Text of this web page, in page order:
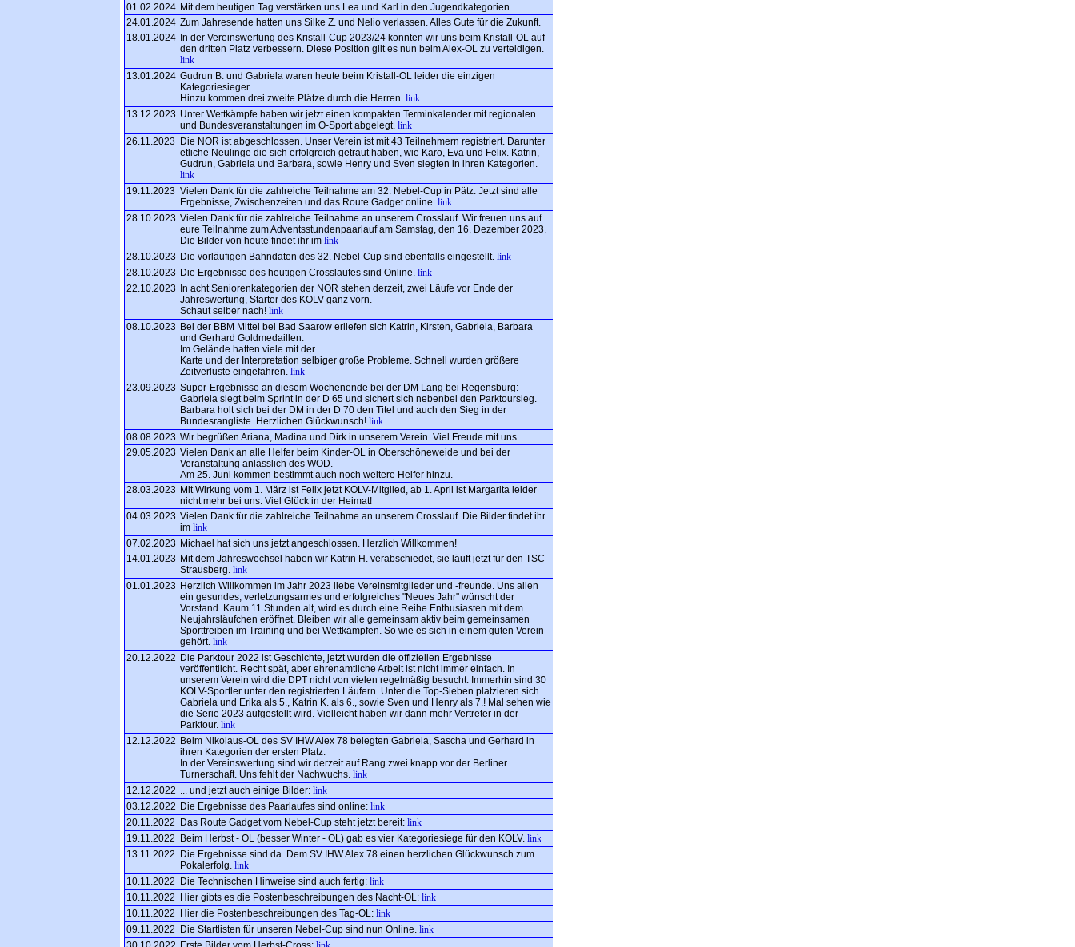
01.02.2024 Mit dem heutigen Tag verstärken uns Lea und Karl in den Jugendkategorien.
24.01.2024 Zum Jahresende hatten uns Silke Z. und Nelio verlassen. Alles Gute für die Zukunft.
18.01.2024 In der Vereinswertung des Kristall-Cup 2023/24 konnten wir uns beim Kristall-OL auf
den dritten Platz verbessern. Diese Position gilt es nun beim Alex-OL zu verteidigen.
link
13.01.2024 Gudrun B. und Gabriela waren heute beim Kristall-OL leider die einzigen
Kategoriesieger.
Hinzu kommen drei zweite Plätze durch die Herren. link
13.12.2023 Unter Wettkämpfe haben wir jetzt einen kompakten Terminkalender mit regionalen
und Bundesveranstaltungen im O-Sport abgelegt. link
26.11.2023 Die NOR ist abgeschlossen. Unser Verein ist mit 43 Teilnehmern registriert. Darunter
etliche Neulinge die sich erfolgreich getraut haben, wie Karo, Eva und Felix. Katrin,
Gudrun, Gabriela und Barbara, sowie Henry und Sven siegten in ihren Kategorien.
link
19.11.2023 Vielen Dank für die zahlreiche Teilnahme am 32. Nebel-Cup in Pätz. Jetzt sind alle
Ergebnisse, Zwischenzeiten und das Route Gadget online. link
28.10.2023 Vielen Dank für die zahlreiche Teilnahme an unserem Crosslauf. Wir freuen uns auf
eure Teilnahme zum Adventsstundenpaarlauf am Samstag, den 16. Dezember 2023.
Die Bilder von heute findet ihr im link
28.10.2023 Die vorläufigen Bahndaten des 32. Nebel-Cup sind ebenfalls eingestellt. link
28.10.2023 Die Ergebnisse des heutigen Crosslaufes sind Online. link
22.10.2023 In acht Seniorenkategorien der NOR stehen derzeit, zwei Läufe vor Ende der
Jahreswertung, Starter des KOLV ganz vorn.
Schaut selber nach! link
08.10.2023 Bei der BBM Mittel bei Bad Saarow erliefen sich Katrin, Kirsten, Gabriela, Barbara
und Gerhard Goldmedaillen.
Im Gelände hatten viele mit der
Karte und der Interpretation selbiger große Probleme. Schnell wurden größere
Zeitverluste eingefahren. link
23.09.2023 Super-Ergebnisse an diesem Wochenende bei der DM Lang bei Regensburg:
Gabriela siegt beim Sprint in der D 65 und sichert sich nebenbei den Parktoursieg.
Barbara holt sich bei der DM in der D 70 den Titel und auch den Sieg in der
Bundesrangliste. Herzlichen Glückwunsch! link
08.08.2023 Wir begrüßen Ariana, Madina und Dirk in unserem Verein. Viel Freude mit uns.
29.05.2023 Vielen Dank an alle Helfer beim Kinder-OL in Oberschöneweide und bei der
Veranstaltung anlässlich des WOD.
Am 25. Juni kommen bestimmt auch noch weitere Helfer hinzu.
28.03.2023 Mit Wirkung vom 1. März ist Felix jetzt KOLV-Mitglied, ab 1. April ist Margarita leider
nicht mehr bei uns. Viel Glück in der Heimat!
04.03.2023 Vielen Dank für die zahlreiche Teilnahme an unserem Crosslauf. Die Bilder findet ihr
im link
07.02.2023 Michael hat sich uns jetzt angeschlossen. Herzlich Willkommen!
14.01.2023 Mit dem Jahreswechsel haben wir Katrin H. verabschiedet, sie läuft jetzt für den TSC
Strausberg. link
01.01.2023 Herzlich Willkommen im Jahr 2023 liebe Vereinsmitglieder und -freunde. Uns allen
ein gesundes, verletzungsarmes und erfolgreiches "Neues Jahr" wünscht der
Vorstand. Kaum 11 Stunden alt, wird es durch eine Reihe Enthusiasten mit dem
Neujahrsläufchen eröffnet. Bleiben wir alle gemeinsam aktiv beim gemeinsamen
Sporttreiben im Training und bei Wettkämpfen. So wie es sich in einem guten Verein
gehört. link
20.12.2022 Die Parktour 2022 ist Geschichte, jetzt wurden die offiziellen Ergebnisse
veröffentlicht. Recht spät, aber ehrenamtliche Arbeit ist nicht immer einfach. In
unserem Verein wird die DPT nicht von vielen regelmäßig besucht. Immerhin sind 30
KOLV-Sportler unter den registrierten Läufern. Unter die Top-Sieben platzieren sich
Gabriela und Erika als 5., Katrin K. als 6., sowie Sven und Henry als 7.! Mal sehen wie
die Serie 2023 aufgestellt wird. Vielleicht haben wir dann mehr Vertreter in der
Parktour. link
12.12.2022 Beim Nikolaus-OL des SV IHW Alex 78 belegten Gabriela, Sascha und Gerhard in
ihren Kategorien der ersten Platz.
In der Vereinswertung sind wir derzeit auf Rang zwei knapp vor der Berliner
Turnerschaft. Uns fehlt der Nachwuchs. link
12.12.2022
... und jetzt auch einige Bilder: link
03.12.2022 Die Ergebnisse des Paarlaufes sind online: link
20.11.2022 Das Route Gadget vom Nebel-Cup steht jetzt bereit: link
19.11.2022 Beim Herbst - OL (besser Winter - OL) gab es vier Kategoriesiege für den KOLV. link
13.11.2022 Die Ergebnisse sind da. Dem SV IHW Alex 78 einen herzlichen Glückwunsch zum
Pokalerfolg. link
10.11.2022 Die Technischen Hinweise sind auch fertig: link
10.11.2022 Hier gibts es die Postenbeschreibungen des Nacht-OL: link
10.11.2022 Hier die Postenbeschreibungen des Tag-OL: link
09.11.2022 Die Startlisten für unseren Nebel-Cup sind nun Online. link